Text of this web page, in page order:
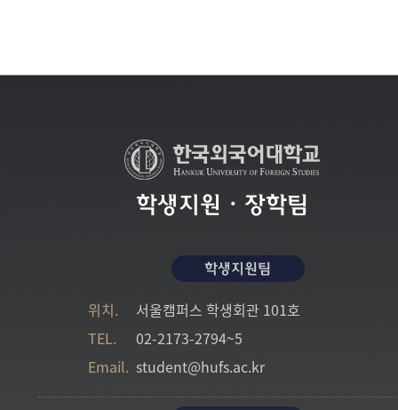
학생지원・장학팀
학생지원팀
위치. 서울캠퍼스 학생회관 101호
TEL.
02-2173-2794~5
Email. student@hufs.ac.kr